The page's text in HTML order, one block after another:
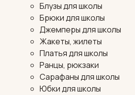
Блузы для школы
Брюки для школы
Джемперы для школы
Жакеты, жилеты
Платья для школы
Ранцы, рюкзаки
Сарафаны для школы
Юбки для школы